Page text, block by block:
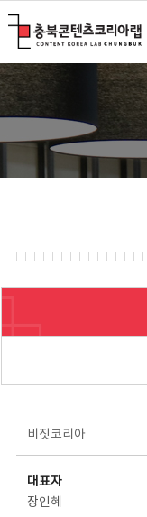
비짓코리아
대표자
장인혜